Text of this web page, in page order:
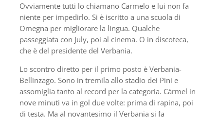
Ovviamente tutti lo chiamano Carmelo e lui non fa
niente per impedirlo. Si è iscritto a una scuola di
Omegna per migliorare la lingua. Qualche
passeggiata con July, poi al cinema. O in discoteca,
che è del presidente del Verbania.
Lo scontro diretto per il primo posto è Verbania-
Bellinzago. Sono in tremila allo stadio dei Pini e
assomiglia tanto al record per la categoria. Càrmel in
nove minuti va in gol due volte: prima di rapina, poi
di testa. Ma al novantesimo il Verbania si fa